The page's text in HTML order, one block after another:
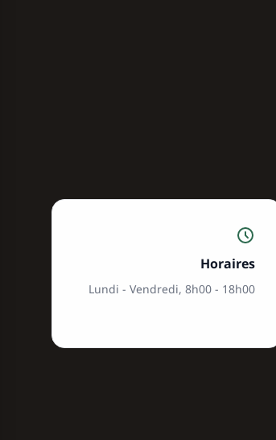
Horaires
Lundi - Vendredi, 8h00 - 18h00